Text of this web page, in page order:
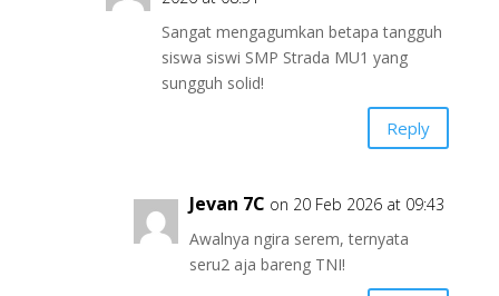
Sangat mengagumkan betapa tangguh
siswa siswi SMP Strada MU1 yang
sungguh solid!
Reply
Jevan 7C on 20 Feb 2026 at 09:43
Awalnya ngira serem, ternyata
seru2 aja bareng TNI!